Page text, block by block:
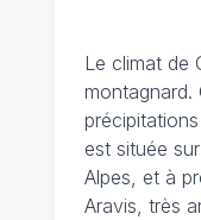
Le climat de
montagnard.
est située
Alpes, et à
Aravis, très